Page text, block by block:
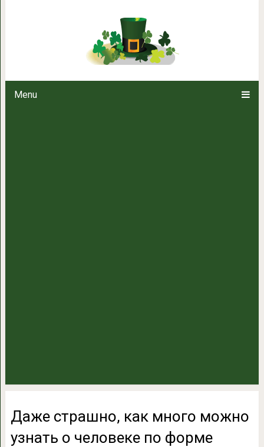
Menu
Даже страшно, как много
Даже страшно, как много можно
узнать о человеке по форме